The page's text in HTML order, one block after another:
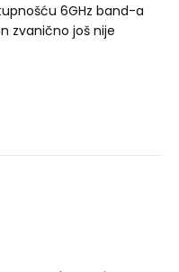
6GHz band-a
zvanično još nije